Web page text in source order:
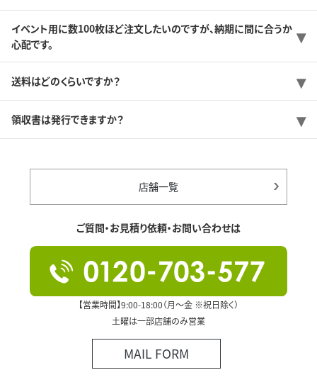
イベント用に数100枚ほど注文したいのですが、納期に間に合うか
心配です。
送料はどのくらいですか？
領収書は発行できますか？
店舗一覧
ご質問・お見積り依頼・お問い合わせは
【営業時間】9:00-18:00（月～金 ※祝日除く）
土曜は一部店舗のみ営業
MAIL FORM